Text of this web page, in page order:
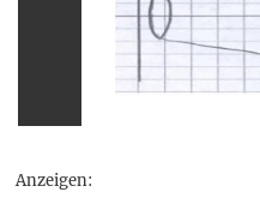
Anzeigen: